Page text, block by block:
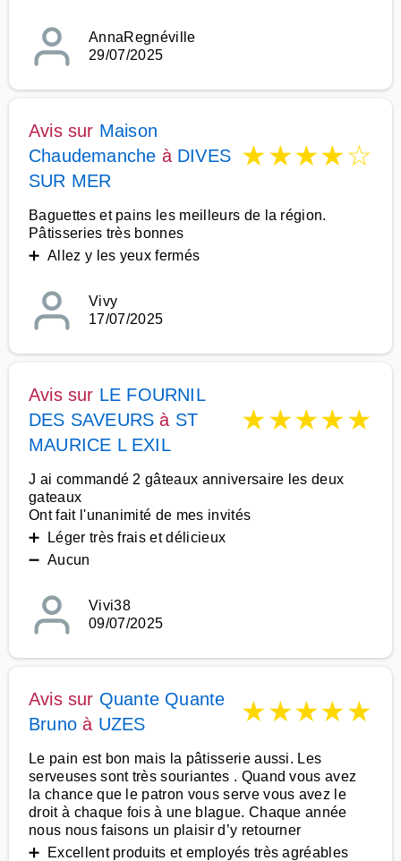
AnnaRegnéville
29/07/2025
Avis sur Maison
Chaudemanche à DIVES
SUR MER
★★★★☆
Baguettes et pains les meilleurs de la région.
Pâtisseries très bonnes
➕ Allez y les yeux fermés
Vivy
17/07/2025
Avis sur LE FOURNIL
DES SAVEURS à ST
MAURICE L EXIL
★★★★★
J ai commandé 2 gâteaux anniversaire les deux
gateaux
Ont fait l'unanimité de mes invités
➕ Léger très frais et délicieux
➖ Aucun
Vivi38
09/07/2025
Avis sur Quante Quante
Bruno à UZES ★★★★★
Le pain est bon mais la pâtisserie aussi. Les
serveuses sont très souriantes . Quand vous avez
la chance que le patron vous serve vous avez le
droit à chaque fois à une blague. Chaque année
nous nous faisons un plaisir d’y retourner
➕ Excellent produits et employés très agréables